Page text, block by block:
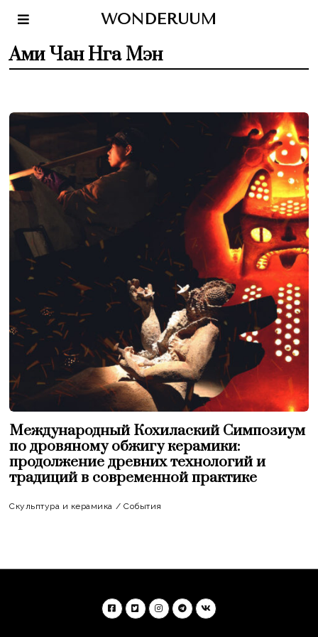
WONDERUUM
Ами Чан Нга Мэн
Международный Кохилаский Симпозиум
по дровяному обжигу керамики:
продолжение древних технологий и
традиций в современной практике
Скульптура и керамика / События